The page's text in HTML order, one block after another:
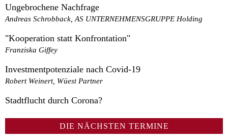
Ungebrochene Nachfrage
Andreas Schrobback, AS UNTERNEHMENSGRUPPE Holding
"Kooperation statt Konfrontation"
Franziska Giffey
Investmentpotenziale nach Covid-19
Robert Weinert, Wüest Partner
Stadtflucht durch Corona?
DIE NÄCHSTEN TERMINE